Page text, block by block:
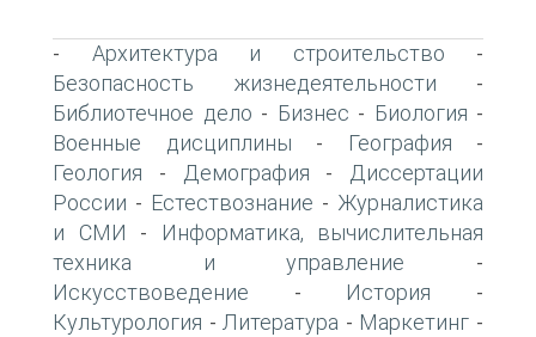
- Архитектура и строительство -
Безопасность жизнедеятельности -
Библиотечное дело - Бизнес - Биология -
Военные дисциплины - География -
Геология - Демография -
Диссертации
России - Естествознание - Журналистика
и СМИ -
Информатика, вычислительная
техника и управление -
Искусствоведение - История -
Культурология - Литература - Маркетинг -